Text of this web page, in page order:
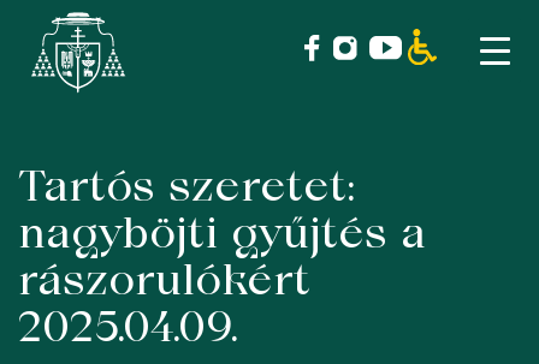
SkipTartós szeretet:
nagyböjti gyűjtés a
rászorulókért
2025.04.09.